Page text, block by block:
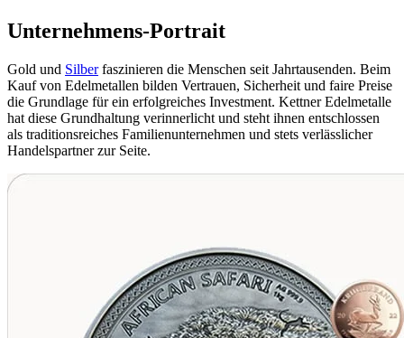
Unternehmens-Portrait
Gold und Silberfaszinieren die Menschen seit Jahrtausenden. Beim
Kauf von Edelmetallen bilden Vertrauen, Sicherheit und faire Preise
die Grundlage für ein erfolgreiches Investment. Kettner Edelmetalle
hat diese Grundhaltung verinnerlicht und steht ihnen entschlossen
als traditionsreiches Familienunternehmen und stets verlässlicher
Handelspartner zur Seite.